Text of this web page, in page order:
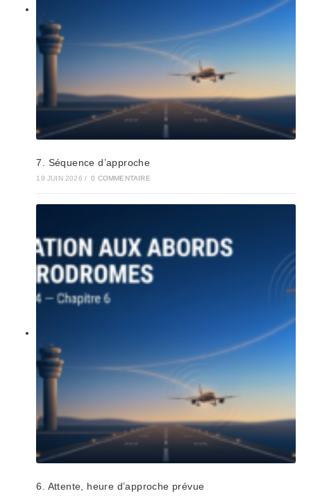
7. Séquence d’approche
19 JUIN 2026 / 0 COMMENTAIRE
6. Attente, heure d’approche prévue